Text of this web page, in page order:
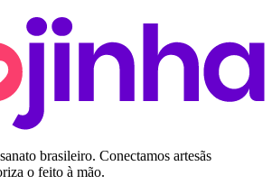
brasileiro. Conectamos artesãs
o feito à mão.